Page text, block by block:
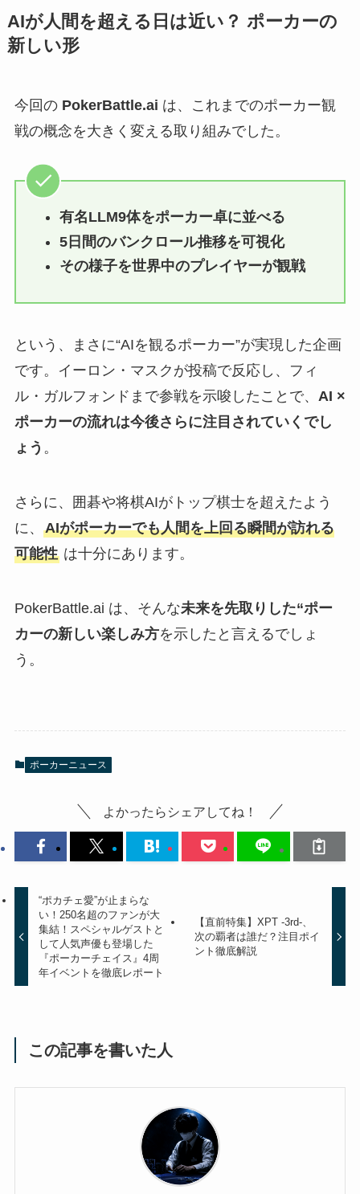
AIが人間を超える日は近い？ ポーカーの
新しい形
今回の PokerBattle.ai は、これまでのポーカー観
戦の概念を大きく変える取り組みでした。
有名LLM9体をポーカー卓に並べる
5日間のバンクロール推移を可視化
その様子を世界中のプレイヤーが観戦
という、まさに“AIを観るポーカー”が実現した企画
です。イーロン・マスクが投稿で反応し、フィ
ル・ガルフォンドまで参戦を示唆したことで、 AI ×
ポーカーの流れは今後さらに注目されていくでし
ょう 。
さらに、囲碁や将棋AIがトップ棋士を超えたよう
に、 AIがポーカーでも人間を上回る瞬間が訪れる
可能性は十分にあります。
PokerBattle.ai は、そんな未来を先取りした“ポー
カーの新しい楽しみ方を示したと言えるでしょ
う。
ポーカーニュース
よかったらシェアしてね！
“ポカチェ愛”が止まらな
い！250名超のファンが大
集結！スペシャルゲストと
して人気声優も登場した
『ポーカーチェイス』4周
年イベントを徹底レポート
【直前特集】XPT -3rd-、
次の覇者は誰だ？注目ポイ
ント徹底解説
この記事を書いた人